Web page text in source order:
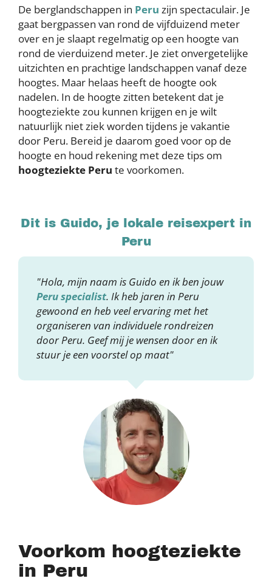
De berglandschappen in Peru zijn spectaculair. Je
gaat bergpassen van rond de vijfduizend meter
over en je slaapt regelmatig op een hoogte van
rond de vierduizend meter. Je ziet onvergetelijke
uitzichten en prachtige landschappen vanaf deze
hoogtes. Maar helaas heeft de hoogte ook
nadelen. In de hoogte zitten betekent dat je
hoogteziekte zou kunnen krijgen en je wilt
natuurlijk niet ziek worden tijdens je vakantie
door Peru. Bereid je daarom goed voor op de
hoogte en houd rekening met deze tips om
hoogteziekte Peru te voorkomen.
Dit is Guido, je lokale reisexpert in
Peru
"Hola, mijn naam is Guido en ik ben jouw
Peru specialist. Ik heb jaren in Peru
gewoond en heb veel ervaring met het
organiseren van individuele rondreizen
door Peru. Geef mij je wensen door en ik
stuur je een voorstel op maat"
Voorkom hoogteziekte
in Peru